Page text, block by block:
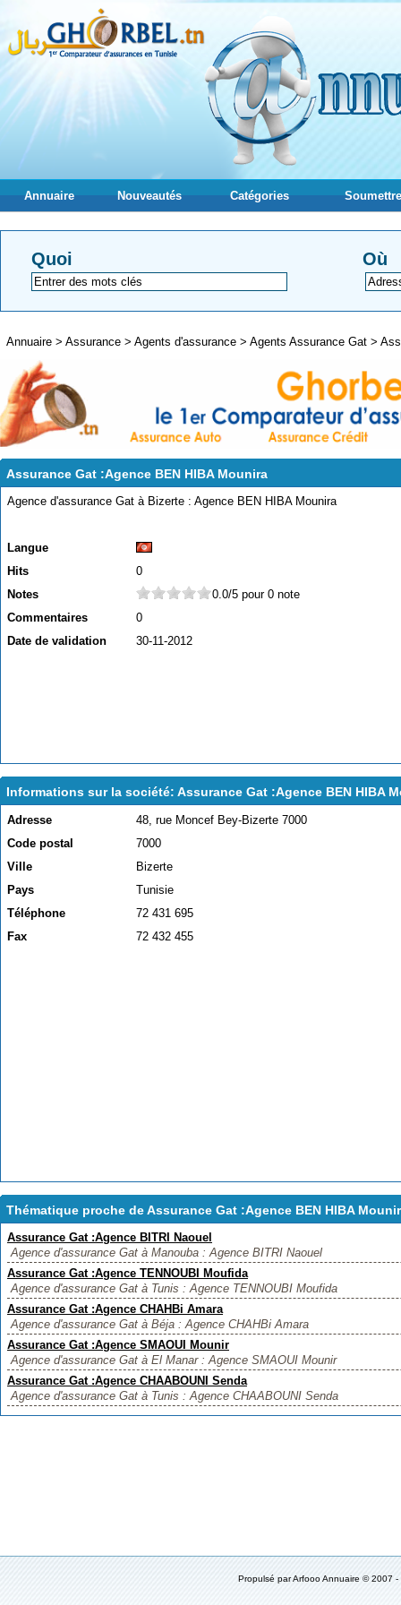
Annuaire Nouveautés Catégories
Quoi Où
Annuaire > Assurance > Agents d'assurance > Agents Assurance Gat >
Assurance Gat :Agence BEN HIBA Mounira
Agence d'assurance Gat à Bizerte : Agence BEN HIBA Mounira
Langue
Hits
0
Notes
0.0/5 pour 0 note
Commentaires
0
Date de validation
30-11-2012
Informations sur la société: Assurance Gat :Agence BEN HIBA
Adresse
48, rue Moncef Bey-Bizerte 7000
Code postal
7000
Ville
Bizerte
Pays
Tunisie
Téléphone
72 431 695
Fax
72 432 455
Thématique proche de Assurance Gat :Agence BEN HIBA
Assurance Gat :Agence BITRI Naouel
Agence d'assurance Gat à Manouba : Agence BITRI Naouel
Assurance Gat :Agence TENNOUBI Moufida
Agence d'assurance Gat à Tunis : Agence TENNOUBI Moufida
Assurance Gat :Agence CHAHBi Amara
Agence d'assurance Gat à Béja : Agence CHAHBi Amara
Assurance Gat :Agence SMAOUI Mounir
Agence d'assurance Gat à El Manar : Agence SMAOUI Mounir
Assurance Gat :Agence CHAABOUNI Senda
Agence d'assurance Gat à Tunis : Agence CHAABOUNI Senda
Propulsé parArfooo Annuaire © 2007